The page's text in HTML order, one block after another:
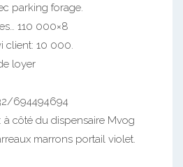
parking forage.
110 000×8
client: 10 000.
loyer
694494694
à côté du dispensaire Mvog
marrons portail violet.